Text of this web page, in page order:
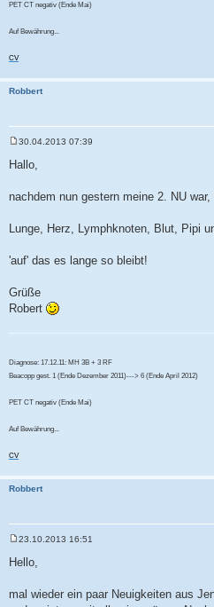
PET CT negativ (Ende Mai)
Auf Bewährung...
CV
Robbert
e
i
r
a
30.04.2013 07:39
Hallo,
nachdem nun gestern meine 2. NU
Lunge, Herz, Lymphknoten, Blut, Pipi
'auf' das es lange so bleibt!
Grüße
Robert
Diagnose: 17.12.11: MH 3B + 3 RF
Beacopp gest. 1 (Ende Dezember 2011)---> 6 (Ende April 2012)
PET CT negativ (Ende Mai)
Auf Bewährung...
CV
Robbert
e
i
r
a
23.10.2013 16:51
Hello,
mal wieder ein paar Neuigkeiten aus